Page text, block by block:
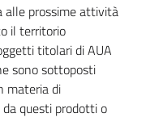
alle prossime attività
il territorio
titolari di AUA
sono sottoposti
materia di
questi prodotti o